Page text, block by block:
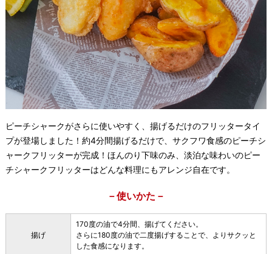
ピーチシャークがさらに使いやすく、揚げるだけのフリッタータイ
プが登場しました！約4分間揚げるだけで、サクフワ食感のピーチシ
ャークフリッターが完成！ほんのり下味のみ、淡泊な味わいのピー
チシャークフリッターはどんな料理にもアレンジ自在です。
－使いかた－
揚げ
170度の油で4分間、揚げてください。
さらに180度の油で二度揚げすることで、よりサクッと
した食感になります。